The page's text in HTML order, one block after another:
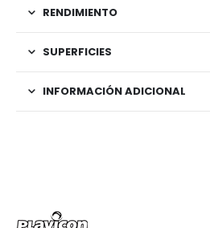
RENDIMIENTO
SUPERFICIES
INFORMACIÓN ADICIONAL